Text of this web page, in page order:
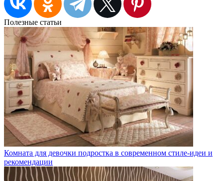
Полезные статьи
Комната для девочки подростка в современном стиле-идеи и
рекомендации